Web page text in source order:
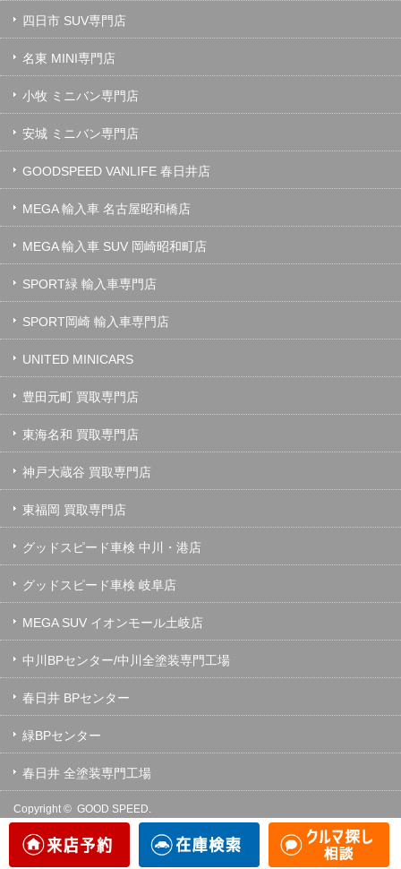
四日市 SUV専門店
名東 MINI専門店
小牧 ミニバン専門店
安城 ミニバン専門店
GOODSPEED VANLIFE 春日井店
MEGA 輸入車 名古屋昭和橋店
MEGA 輸入車 SUV 岡崎昭和町店
SPORT緑 輸入車専門店
SPORT岡崎 輸入車専門店
UNITED MINICARS
豊田元町 買取専門店
東海名和 買取専門店
神戸大蔵谷 買取専門店
東福岡 買取専門店
グッドスピード車検 中川・港店
グッドスピード車検 岐阜店
MEGA SUV イオンモール土岐店
中川BPセンター/中川全塗装専門工場
春日井 BPセンター
緑BPセンター
春日井 全塗装専門工場
Copyright © GOOD SPEED.